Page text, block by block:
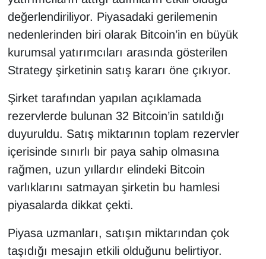
değerlendiriliyor. Piyasadaki gerilemenin
nedenlerinden biri olarak Bitcoin’in en büyük
kurumsal yatırımcıları arasında gösterilen
Strategy şirketinin satış kararı öne çıkıyor.
Şirket tarafından yapılan açıklamada
rezervlerde bulunan 32 Bitcoin’in satıldığı
duyuruldu. Satış miktarının toplam rezervler
içerisinde sınırlı bir paya sahip olmasına
rağmen, uzun yıllardır elindeki Bitcoin
varlıklarını satmayan şirketin bu hamlesi
piyasalarda dikkat çekti.
Piyasa uzmanları, satışın miktarından çok
taşıdığı mesajın etkili olduğunu belirtiyor.